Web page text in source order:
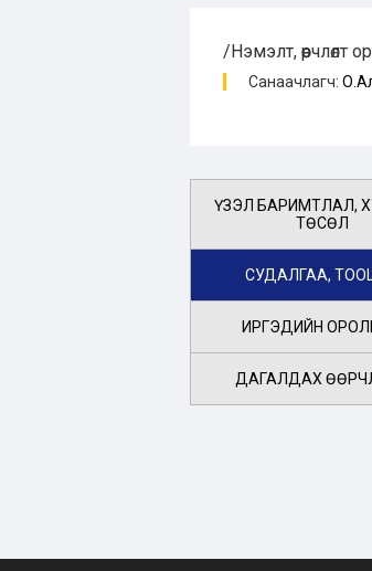
/Нэмэлт, өөрчлөлт
Санаачлагч:
ҮЗЭЛ БАРИМТЛАЛ,
ТӨСӨЛ
СУДАЛГАА,
ИРГЭДИЙН
ДАГАЛДАХ